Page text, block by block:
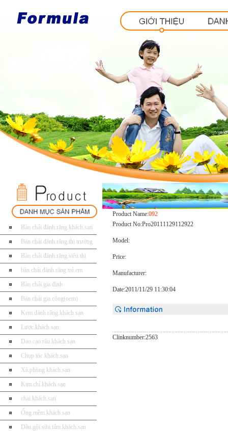
Product Name:092
Product No:Pro20111129112922
Model:
Price:
Manufacturer:
Date:2011/11/29 11:30:04
Clinknumber:2563
Bàn.chải.đánh.răng.khách.sạn
Bàn.chải.đánh.răng.thị.trường
Bàn.chải.đánh.răng.siêu.thị
bàn.chải.đánh.răng.trẻ.em
Bàn.chải.gia.đình
Bàn.chải.gia.công(oem)
Kem.đánh.răng.khách.sạn
Lược.khách.sạn
Dao.cạo.râu.khách.sạn
Chụp.tóc.khách.sạn
Xà.phòng.khách.sạn
Kim.chỉ.khách.sạn
chai.khách.sạn
Ống.mềm.khách.sạn
Dầu.gội.sữa.tắm.khách.sạn